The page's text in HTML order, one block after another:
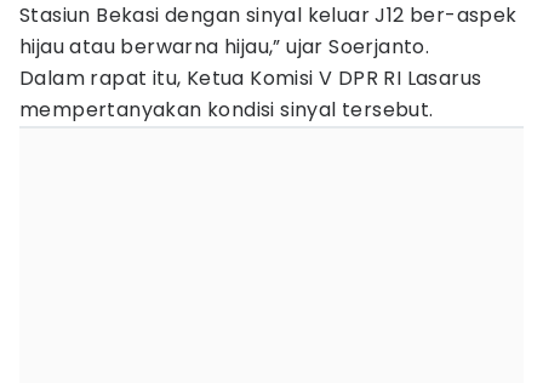
Stasiun Bekasi dengan sinyal keluar J12 ber-aspek
hijau atau berwarna hijau,” ujar Soerjanto.
Dalam rapat itu, Ketua Komisi V DPR RI Lasarus
mempertanyakan kondisi sinyal tersebut.